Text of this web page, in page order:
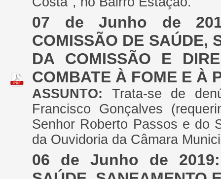
07 de Junho de
COMISSÃO DE SAÚDE,
DA COMISSÃO E
COMBATE À FOME E À
ASSUNTO: Trata-se de
Francisco Gonçalves
Senhor Roberto Passos e do
da Ouvidoria da Câmara
06 de Junho de 2019: